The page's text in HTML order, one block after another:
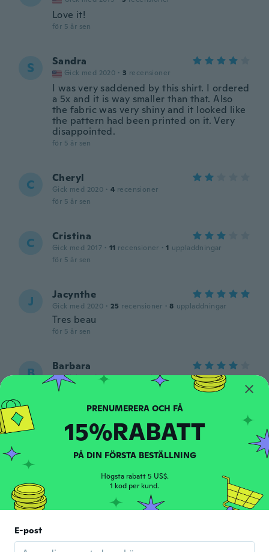
Love it!
för 5 år sen
S Sandra
Gick med 2020 · 3 recensioner
I was very saddened by this shirt. I ordered
a 5x and it is way smaller than that. Also
the fabric was very shiny and it looked like
the pattern had been printed on it. Very
disappointed.
för 5 år sen
C Cheryl
Gick med 2020 · 4 recensioner
för 5 år sen
C Cristina
Gick med 2017 · 11 recensioner · 1 uppladdningar
för 5 år sen
J Jacynthe
Gick med 2020 · 25 recensioner · 8 uppladdningar
Tres beau
för 5 år sen
B Barbara
Gick med 2017 · 5 recensioner
Pretty. Nice fabric and nicely made. Too
small across the shoulders. Ordered 5x
隆
B Bonnie
PRENUMERERA OCH FÅ
15%RABATT
PÅ DIN FÖRSTA BESTÄLLNING
Högsta rabatt 5 US$.
1 kod per kund.
E-post